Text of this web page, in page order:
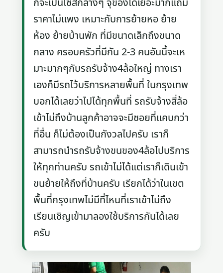
ราคาไม่แพง เหมาะกับการย้ายหอ ย้าย
ห้อง ย้ายบ้านพัก ที่มีขนาดเล็กถึงขนาด
กลาง ครอบครัวที่มีกัน 2-3 คนอันนี้จะเห
มาะมากๆกับรถรับจ้าง4ล้อใหญ่ ทางเรา
เองก็มีรถไว้บริการหลายพื้นที่ ในกรุงเทพ
บอกได้เลยว่าไปได้ทุกพื้นที่ รถรับจ้างสี่ล้อ
เข้าไม่ถึงบ้านลูกค้าอาจจะมีซอยที่แคบกว่า
ที่อื่น ก็ไม่ต้องเป็นกังวลไปครับ เราก็
สามารถนำรถรับจ้างขนของ4ล้อไปบริการ
ให้ทุกท่านครับ รถเข้าไม่ได้แต่เราก็เดินเข้า
ขนย้ายให้ถึงที่บ้านครับ เรียกได้ว่าในเขต
พื้นที่กรุงเทพไม่มีที่ไหนที่เราเข้าไม่ถึง
เรียนเชิญเข้ามาลองใช้บริการกันได้เลย
ครับ